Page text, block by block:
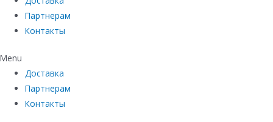
Партнерам
Контакты
Menu
Доставка
Партнерам
Контакты